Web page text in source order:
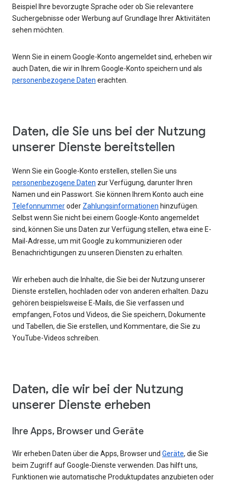
Beispiel Ihre bevorzugte Sprache oder ob Sie relevantere
Suchergebnisse oder Werbung auf Grundlage Ihrer Aktivitäten
sehen möchten.
Wenn Sie in einem Google-Konto angemeldet sind, erheben wir
auch Daten, die wir in Ihrem Google-Konto speichern und als
personenbezogene Daten erachten.
Daten, die Sie uns bei der Nutzung
unserer Dienste bereitstellen
Wenn Sie ein Google-Konto erstellen, stellen Sie uns
personenbezogene Daten zur Verfügung, darunter Ihren
Namen und ein Passwort. Sie können Ihrem Konto auch eine
Telefonnummeroder Zahlungsinformationen hinzufügen.
Selbst wenn Sie nicht bei einem Google-Konto angemeldet
sind, können Sie uns Daten zur Verfügung stellen, etwa eine E-
Mail-Adresse, um mit Google zu kommunizieren oder
Benachrichtigungen zu unseren Diensten zu erhalten.
Wir erheben auch die Inhalte, die Sie bei der Nutzung unserer
Dienste erstellen, hochladen oder von anderen erhalten. Dazu
gehören beispielsweise E-Mails, die Sie verfassen und
empfangen, Fotos und Videos, die Sie speichern, Dokumente
und Tabellen, die Sie erstellen, und Kommentare, die Sie zu
YouTube-Videos schreiben.
Daten, die wir bei der Nutzung
unserer Dienste erheben
Ihre Apps, Browser und Geräte
Wir erheben Daten über die Apps, Browser und Geräte, die Sie
beim Zugriff auf Google-Dienste verwenden. Das hilft uns,
Funktionen wie automatische Produktupdates anzubieten oder